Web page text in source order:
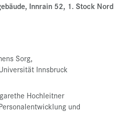
Innrain 52, 1. Stock Nord
Sorg,
Innsbruck
Hochleitner
und